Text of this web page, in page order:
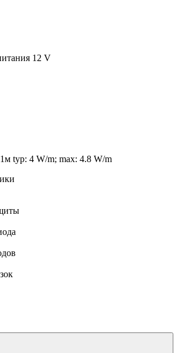
12 V
typ: 4 W/m; max: 4.8 W/m